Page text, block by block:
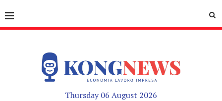
Thursday 06 August 2026